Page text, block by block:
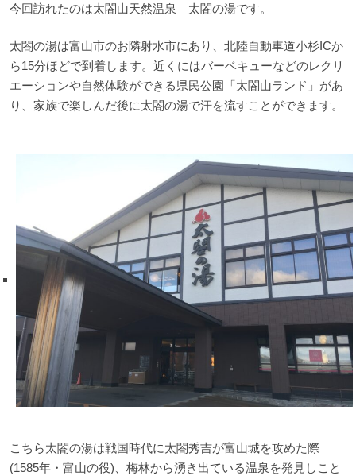
今回訪れたのは太閤山天然温泉 太閤の湯です。
太閤の湯は富山市のお隣射水市にあり、北陸自動車道小杉ICか
ら15分ほどで到着します。近くにはバーベキューなどのレクリ
エーションや自然体験ができる県民公園「太閤山ランド」があ
り、家族で楽しんだ後に太閤の湯で汗を流すことができます。
こちら太閤の湯は戦国時代に太閤秀吉が富山城を攻めた際
(1585年・富山の役)、梅林から湧き出ている温泉を発見しこと